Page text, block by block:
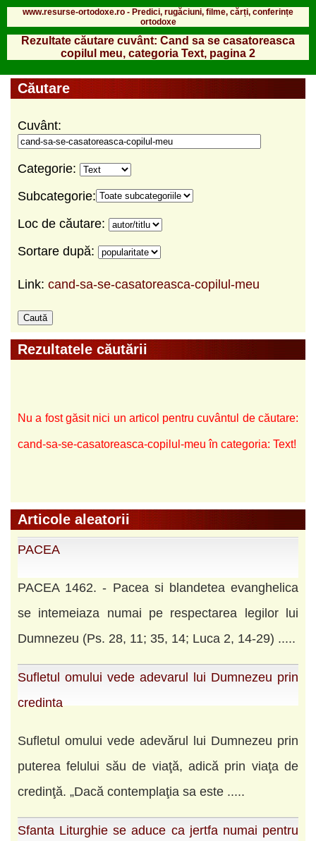
www.resurse-ortodoxe.ro - Predici, rugăciuni, filme, cărți, conferințe
ortodoxe
Rezultate căutare cuvânt: Cand sa se casatoreasca
copilul meu, categoria Text, pagina 2
Căutare
Cuvânt:
Categorie:
Subcategorie:
Loc de căutare:
Sortare după:
Link: cand-sa-se-casatoreasca-copilul-meu
Rezultatele căutării
Nu a fost găsit nici un articol pentru cuvântul de căutare:
cand-sa-se-casatoreasca-copilul-meu în categoria: Text!
Articole aleatorii
PACEA
PACEA 1462. - Pacea si blandetea evanghelica
se intemeiaza numai pe respectarea legilor lui
Dumnezeu (Ps. 28, 11; 35, 14; Luca 2, 14-29) .....
Sufletul omului vede adevarul lui Dumnezeu prin
credinta
Sufletul omului vede adevărul lui Dumnezeu prin
puterea felului său de viaţă, adică prin viaţa de
credinţă. „Dacă contemplaţia sa este .....
Sfanta Liturghie se aduce ca jertfa numai pentru